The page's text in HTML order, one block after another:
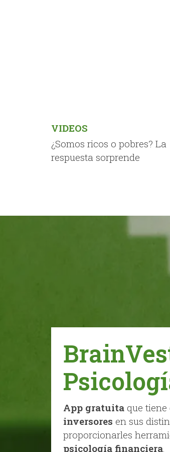
VIDEOS
¿Somos ricos o pobres? La
respuesta sorprende
App gratuita que
inversores en sus
proporcionarles
psicología financiera.